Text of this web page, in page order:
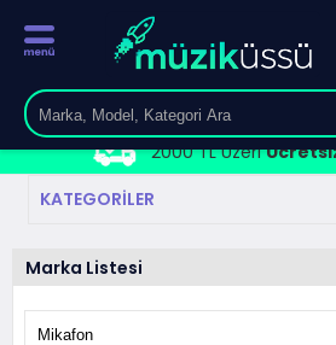
2000 TL Üzeri
KATEGORILER
Marka Listesi